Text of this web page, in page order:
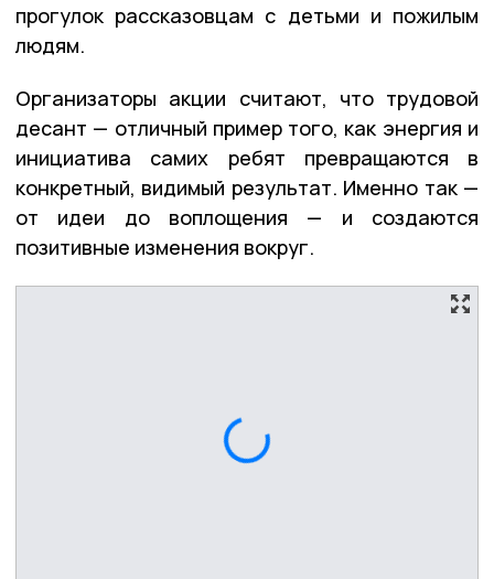
прогулок рассказовцам с детьми и пожилым
людям.
Организаторы акции считают, что трудовой
десант — отличный пример того, как энергия и
инициатива самих ребят превращаются в
конкретный, видимый результат. Именно так —
от идеи до воплощения — и создаются
позитивные изменения вокруг.